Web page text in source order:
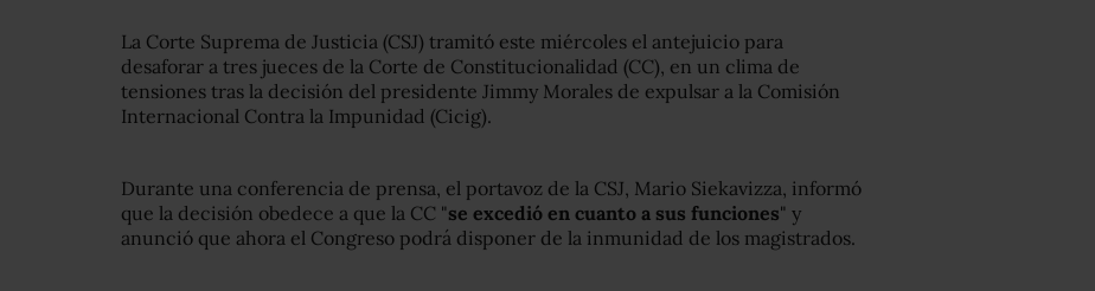
La Corte Suprema de Justicia (CSJ) tramitó este miércoles el antejuicio para
desaforar a tres jueces de la Corte de Constitucionalidad (CC), en un clima de
tensiones tras la decisión del presidente Jimmy Morales de expulsar a la Comisión
Internacional Contra la Impunidad (Cicig).
Durante una conferencia de prensa, el portavoz de la CSJ, Mario Siekavizza, informó
que la decisión obedece a que la CC "se excedió en cuanto a sus funciones" y
anunció que ahora el Congreso podrá disponer de la inmunidad de los magistrados.